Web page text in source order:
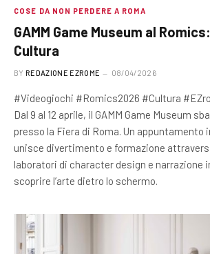
COSE DA NON PERDERE A ROMA
GAMM Game Museum al
Cultura
BY REDAZIONE EZROME 08/04/2026
#Videogiochi #Romics2026 #Cultura
Dal 9 al 12 aprile, il GAMM Game Museum
presso la Fiera di Roma. Un appuntamento
unisce divertimento e formazione
laboratori di character design e narrazione
scoprire l’arte dietro lo schermo.